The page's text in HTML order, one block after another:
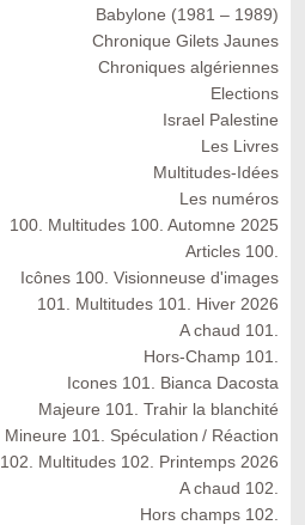
Babylone (1981 – 1989)
Chronique Gilets Jaunes
Chroniques algériennes
Elections
Israel Palestine
Les Livres
Multitudes-Idées
Les numéros
100. Multitudes 100. Automne 2025
Articles 100.
Icônes 100. Visionneuse d'images
101. Multitudes 101. Hiver 2026
A chaud 101.
Hors-Champ 101.
Icones 101. Bianca Dacosta
Majeure 101. Trahir la blanchité
Mineure 101. Spéculation / Réaction
102. Multitudes 102. Printemps 2026
A chaud 102.
Hors champs 102.